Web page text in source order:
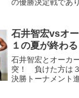
の優勝決定戦であ
る・・・
石井智宏vsオ
１の夏が終わる
石井智宏とオーカ
突！ 負けた方は３
決勝トーナメント